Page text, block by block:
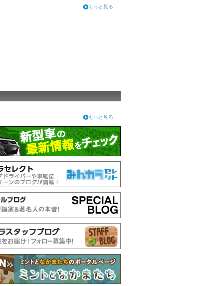
もっと見る
もっと見る